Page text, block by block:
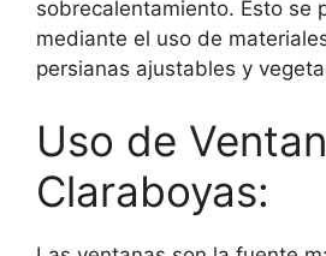
sobrecalentamiento. Esto se
mediante el uso de
persianas ajustables y
Uso de
Claraboyas: